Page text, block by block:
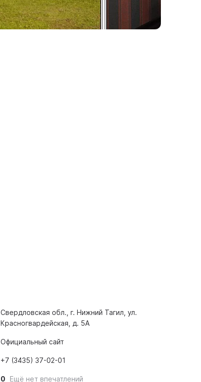
Свердловская обл., г. Нижний Тагил, ул.
Красногвардейская, д. 5А
Официальный сайт
+7 (3435) 37-02-01
0 Ещё нет впечатлений